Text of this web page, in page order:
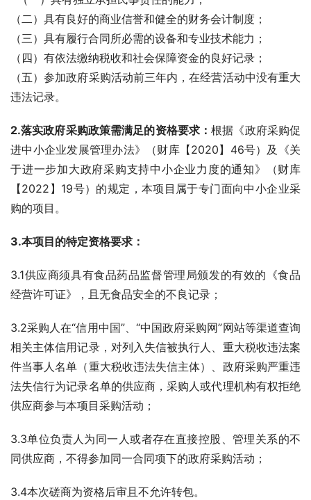
（二）具有良好的商业信誉和健全的财务会计制度；
（三）具有履行合同所必需的设备和专业技术能力；
（四）有依法缴纳税收和社会保障资金的良好记录；
（五）参加政府采购活动前三年内，在经营活动中没有重大
违法记录。
2.落实政府采购政策需满足的资格要求：根据《政府采购促
进中小企业发展管理办法》（财库【2020】46号）及《关
于进一步加大政府采购支持中小企业力度的通知》（财库
【2022】19号）的规定，本项目属于专门面向中小企业采
购的项目。
3.本项目的特定资格要求：
3.1供应商须具有食品药品监督管理局颁发的有效的《食品
经营许可证》，且无食品安全的不良记录；
3.2采购人在“信用中国”、“中国政府采购网”网站等渠道查询
相关主体信用记录，对列入失信被执行人、重大税收违法案
件当事人名单（重大税收违法失信主体）、政府采购严重违
法失信行为记录名单的供应商，采购人或代理机构有权拒绝
供应商参与本项目采购活动；
3.3单位负责人为同一人或者存在直接控股、管理关系的不
同供应商，不得参加同一合同项下的政府采购活动；
3.4本次磋商为资格后审且不允许转包。